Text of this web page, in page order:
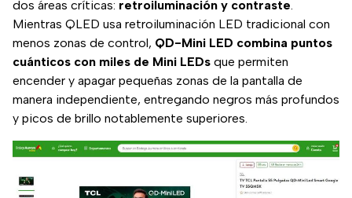
dos áreas críticas: retroiluminación y contraste.
Mientras QLED usa retroiluminación LED tradicional con
menos zonas de control, QD-Mini LED combina puntos
cuánticos con miles de Mini LEDs que permiten
encender y apagar pequeñas zonas de la pantalla de
manera independiente, entregando negros más profundos
y picos de brillo notablemente superiores.